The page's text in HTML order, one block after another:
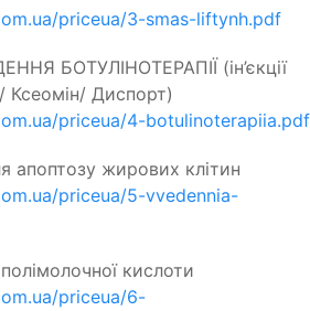
priceua/3-smas-liftynh.pdf
БОТУЛІНОТЕРАПІЇ (ін’єкції
Ксеомін/ Диспорт)
priceua/4-botulinoterapiia.pdf
апоптозу жирових клітин
priceua/5-vvedennia-
кислоти
priceua/6-